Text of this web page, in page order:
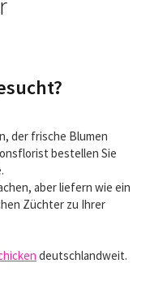
der frische Blumen
bestellen Sie
aber liefern wie ein
Züchter zu Ihrer
deutschlandweit.